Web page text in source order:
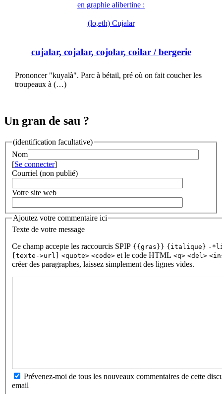
en graphie alibertine :
(lo,eth) Cujalar
cujalar, cojalar, cojolar, coilar/ bergerie
Prononcer "kuyalà". Parc à bétail, pré où on fait coucher les
troupeaux à (…)
Un gran de sau ?
(identification facultative)
Nom
[Se connecter]
Courriel (non publié)
Votre site web
Ajoutez votre commentaire ici
Texte de votre message
Ce champ accepte les raccourcis SPIP {{gras}} {italique} -
[texte->url]
<quote> <code> et le code HTML <q> <del>
créer des paragraphes, laissez simplement des lignes vides.
Prévenez-moi de tous les nouveaux commentaires de cette
email